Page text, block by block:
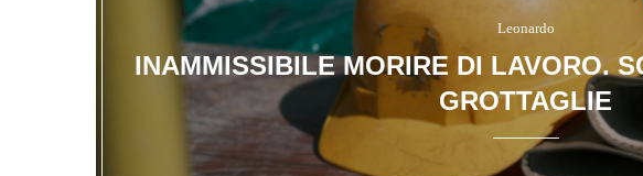
Leonardo
INAMMISSIBILE MORIRE DI LAVORO.
GROTTAGLIE